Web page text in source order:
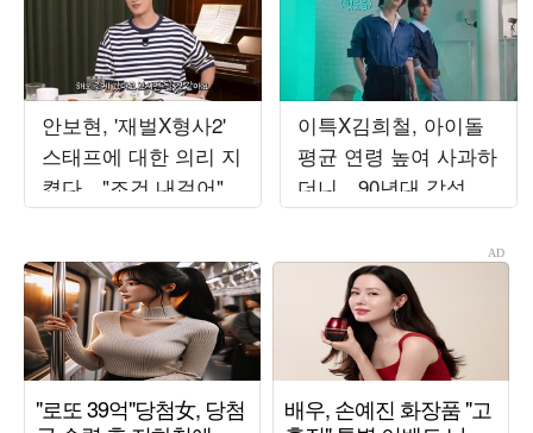
안보현, '재벌X형사2'
스태프에 대한 의리 지
켰다…"조건 내걸어"
상남자 면모 ('목요일
이특X김희철, 아이돌
평균 연령 높여 사과하
더니…90년대 감성 재
해석 ('트기트기 이특')